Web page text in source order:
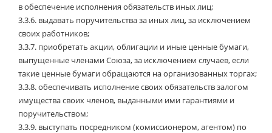
в обеспечение исполнения обязательств иных лиц;
3.3.6. выдавать поручительства за иных лиц, за исключением
своих работников;
3.3.7. приобретать акции, облигации и иные ценные бумаги,
выпущенные членами Союза, за исключением случаев, если
такие ценные бумаги обращаются на организованных торгах;
3.3.8.обеспечивать исполнение своих обязательств залогом
имущества своих членов, выданными ими гарантиями и
поручительством;
3.3.9. выступать посредником (комиссионером, агентом) по